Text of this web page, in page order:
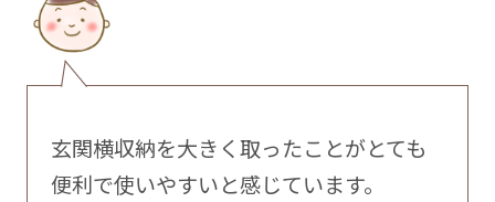
玄関横収納を大きく取ったことがとても
便利で使いやすいと感じています。